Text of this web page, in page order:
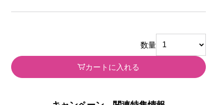
数量
カートに入れる